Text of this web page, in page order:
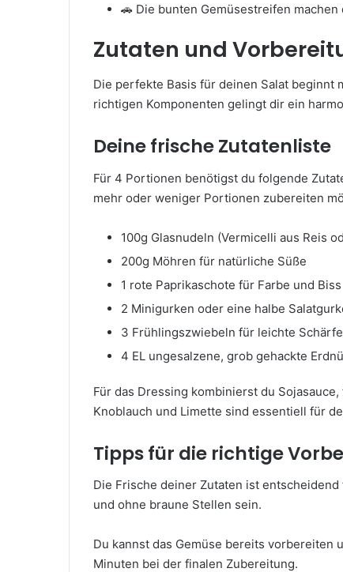
🚗 Die bunten Gemüsestreifen
Zutaten und
Die perfekte Basis für deinen Salat beginnt
richtigen Komponenten gelingt dir ein
Deine frische Zutatenliste
Für 4 Portionen benötigst du folgende
mehr oder weniger Portionen zubereiten
100g Glasnudeln (Vermicelli aus Reis
200g Möhren für natürliche Süße
1 rote Paprikaschote für Farbe und Biss
2 Minigurken oder eine halbe
3 Frühlingszwiebeln für leichte Schärfe
4 EL ungesalzene, grob gehackte
Für das Dressing kombinierst du
Knoblauch und Limette sind essentiell für
Tipps für die richtige
Die Frische deiner Zutaten ist
und ohne braune Stellen sein.
Du kannst das Gemüse bereits vorbereiten
Minuten bei der finalen Zubereitung.